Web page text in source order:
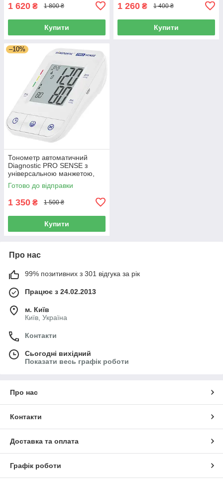
1 620 ₴ 1 800 ₴
Купити
1 260 ₴ 1 400 ₴
Купити
–10%
Тонометр автоматичний
Diagnostic PRO SENSE з
універсальною манжетою,
Польща
Готово до відправки
1 350 ₴ 1 500 ₴
Купити
Про нас
99% позитивних з 301 відгука за рік
Працює з 24.02.2013
м. Київ
Київ, Україна
Контакти
Сьогодні вихідний
Показати весь графік роботи
Про нас
Контакти
Доставка та оплата
Графік роботи